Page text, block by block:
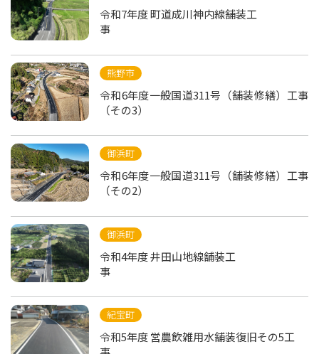
令和7年度 町道成川神内線舗装工
事
熊野市
令和6年度一般国道311号（舗装修繕）工事
（その3）
御浜町
令和6年度一般国道311号（舗装修繕）工事
（その2）
御浜町
令和4年度 井田山地線舗装工
事
紀宝町
令和5年度 営農飲雑用水舗装復旧その5工